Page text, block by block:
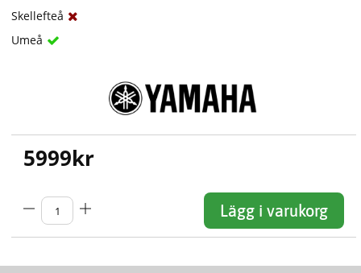
Skellefteå
Umeå
5999kr
Lägg i varukorg